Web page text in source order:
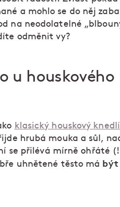
a mohlo se do něj
na neodolatelné
odměnit vy?
u houskového
klasický houskový
hrubá mouka a sůl,
se přilévá mírně ohřáté
uhnětené těsto má být